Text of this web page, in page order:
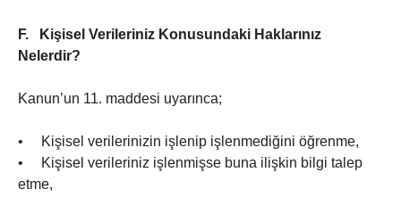
F.
Kişisel Verileriniz Konusundaki Haklarınız
Nelerdir?
Kanun’un 11. maddesi uyarınca;
• Kişisel verilerinizin işlenip işlenmediğini öğrenme,
• Kişisel verileriniz işlenmişse buna ilişkin bilgi talep
etme,